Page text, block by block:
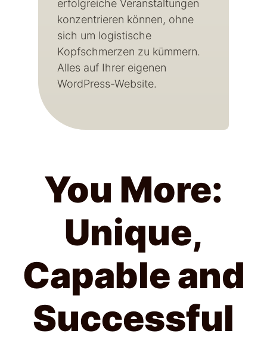
erfolgreiche Veranstaltungen
konzentrieren können, ohne
sich um logistische
Kopfschmerzen zu kümmern.
Alles auf Ihrer eigenen
WordPress-Website.
You More:
Unique,
Capable and
Successful